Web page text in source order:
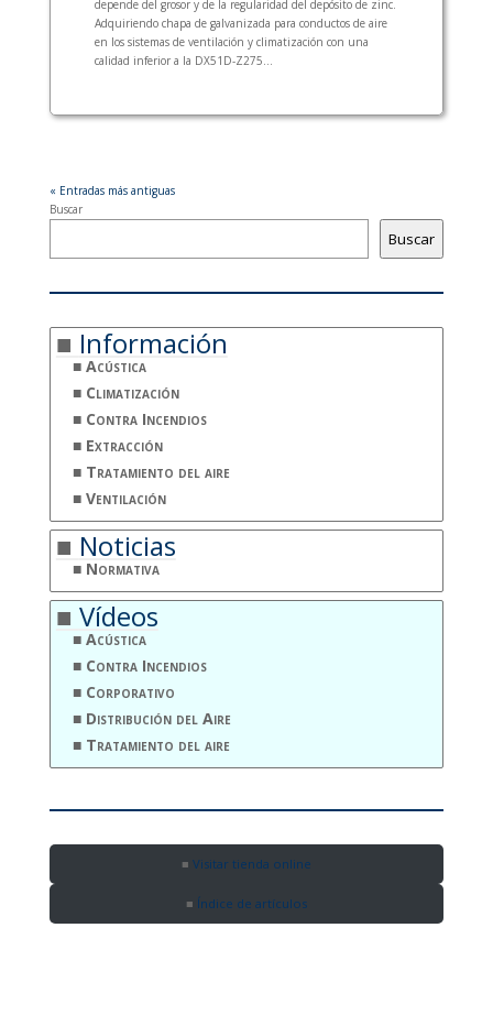
depende del grosor y de la regularidad del depósito de zinc.
Adquiriendo chapa de galvanizada para conductos de aire
en los sistemas de ventilación y climatización con una
calidad inferior a la DX51D-Z275...
« Entradas más antiguas
Buscar
Buscar
Información
Acústica
Climatización
Contra Incendios
Extracción
Tratamiento del aire
Ventilación
Noticias
Normativa
Vídeos
Acústica
Contra Incendios
Corporativo
Distribución del Aire
Tratamiento del aire
Visitar tienda online
Índice de artículos